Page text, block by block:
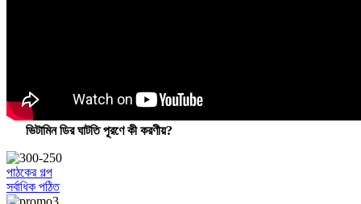
ভিটামিন ডির ঘাটতি পূরণে কী করণীয়?
পাঠকের গল্প
সর্বাধিক পঠিত